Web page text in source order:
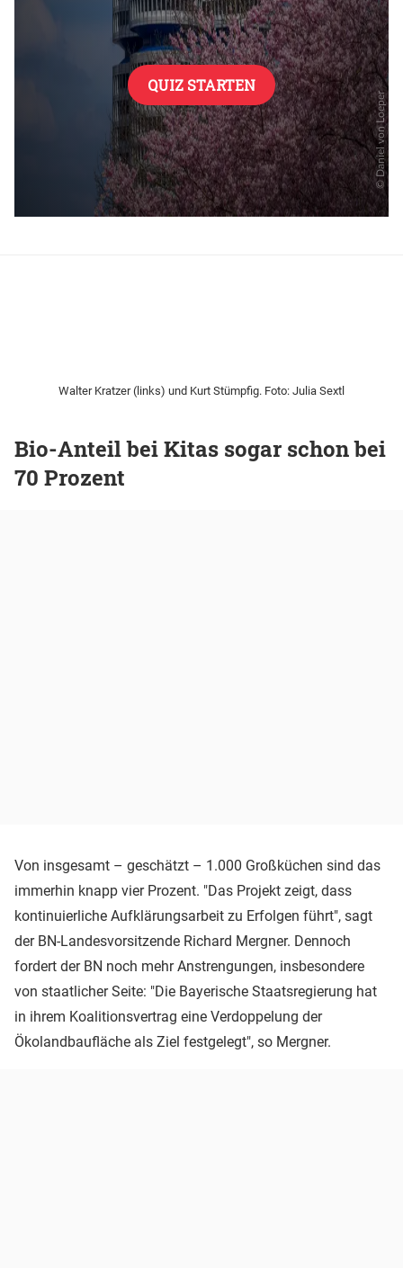
Walter Kratzer (links) und Kurt Stümpfig. Foto: Julia Sextl
Bio-Anteil bei Kitas sogar schon bei
70 Prozent
Von insgesamt – geschätzt – 1.000 Großküchen sind das
immerhin knapp vier Prozent. "Das Projekt zeigt, dass
kontinuierliche Aufklärungsarbeit zu Erfolgen führt", sagt
der BN-Landesvorsitzende Richard Mergner. Dennoch
fordert der BN noch mehr Anstrengungen, insbesondere
von staatlicher Seite: "Die Bayerische Staatsregierung hat
in ihrem Koalitionsvertrag eine Verdoppelung der
Ökolandbaufläche als Ziel festgelegt", so Mergner.